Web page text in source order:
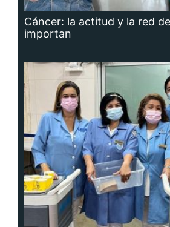
Cáncer: la actitud y la red
importan